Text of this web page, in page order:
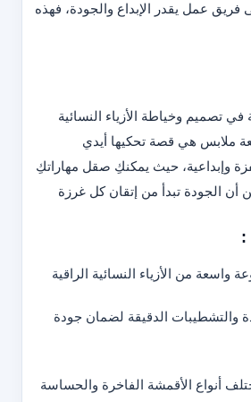
فريق عمل يقدر الإبداع والجودة، فهذه
تصميم وخياطة الأزياء النسائية
ملابس هي قصة تحكيها أيدي
وإبداعية، حيث يمكنكِ صقل مهاراتكِ
أن الجودة تبدأ من إتقان كل غرزة
:
من الأزياء النسائية الراقية
والتشطيبات الدقيقة لضمان جودة
أنواع الأقمشة الفاخرة والحساسة